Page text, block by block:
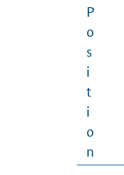
P
o
s
i
t
i
o
n